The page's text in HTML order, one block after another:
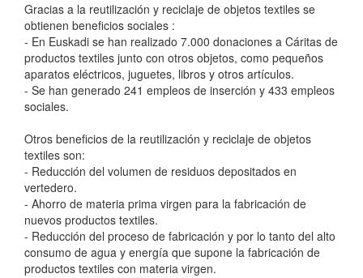
Gracias a la reutilización y reciclaje de objetos textiles se
obtienen beneficios sociales :
- En Euskadi se han realizado 7.000 donaciones a Cáritas de
productos textiles junto con otros objetos, como pequeños
aparatos eléctricos, juguetes, libros y otros artículos.
- Se han generado 241 empleos de inserción y 433 empleos
sociales.
Otros beneficios de la reutilización y reciclaje de objetos
textiles son:
- Reducción del volumen de residuos depositados en
vertedero.
- Ahorro de materia prima virgen para la fabricación de
nuevos productos textiles.
- Reducción del proceso de fabricación y por lo tanto del alto
consumo de agua y energía que supone la fabricación de
productos textiles con materia virgen.